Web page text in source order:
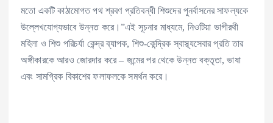
মতো একটি কাঠামোগত পথ শ্রবণ প্রতিবন্ধী শিশুদের পুনর্বাসনের সাফল্যকে
উল্লেখযোগ্যভাবে উন্নত করে।”এই সূচনার মাধ্যমে, নিওটিয়া ভাগীরথী
মহিলা ও শিশু পরিচর্যা কেন্দ্র ব্যাপক, শিশু-কেন্দ্রিক স্বাস্থ্যসেবার প্রতি তার
অঙ্গীকারকে আরও জোরদার করে – জন্মের পর থেকে উন্নত বক্তৃতা, ভাষা
এবং সামগ্রিক বিকাশের ফলাফলকে সমর্থন করে।